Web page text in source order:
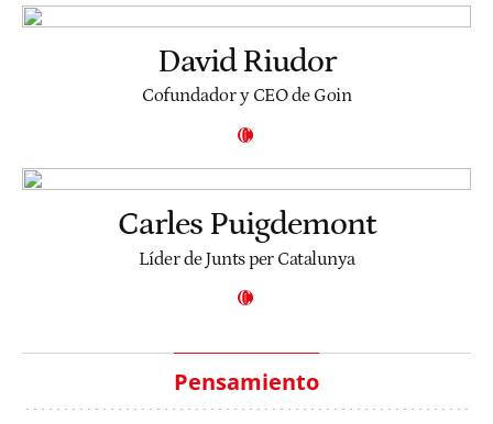
David Riudor
Cofundador y CEO de Goin
Carles Puigdemont
Líder de Junts per Catalunya
Pensamiento